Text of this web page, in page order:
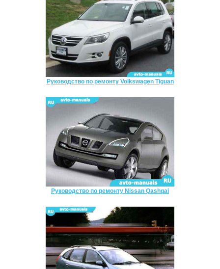
Руководство по ремонту Volkswagen Tiguan
Руководство по ремонту Nissan Qashqai